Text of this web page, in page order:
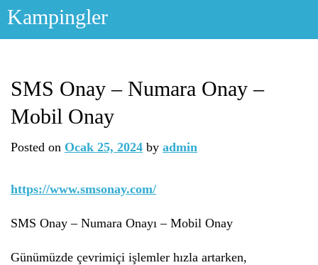
Skip
Kampingler
SMS Onay – Numara Onay –
Mobil Onay
Posted on Ocak 25, 2024 by admin
https://www.smsonay.com/
SMS Onay – Numara Onayı – Mobil Onay
Günümüzde çevrimiçi işlemler hızla artarken,